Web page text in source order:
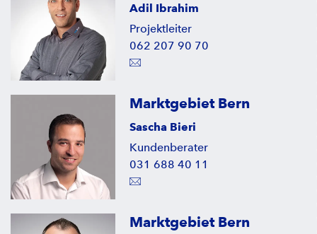
Adil Ibrahim
Projektleiter
062 207 90 70
Marktgebiet Bern
Sascha Bieri
Kundenberater
031 688 40 11
Marktgebiet Bern